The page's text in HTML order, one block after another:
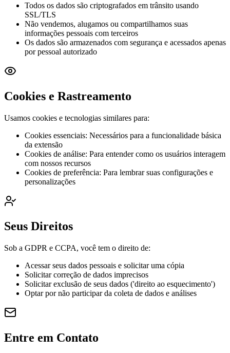
Todos os dados são criptografados em trânsito usando
SSL/TLS
Não vendemos, alugamos ou compartilhamos suas
informações pessoais com terceiros
Os dados são armazenados com segurança e acessados apenas
por pessoal autorizado
Cookies e Rastreamento
Usamos cookies e tecnologias similares para:
Cookies essenciais: Necessários para a funcionalidade básica
da extensão
Cookies de análise: Para entender como os usuários interagem
com nossos recursos
Cookies de preferência: Para lembrar suas configurações e
personalizações
Seus Direitos
Sob a GDPR e CCPA, você tem o direito de:
Acessar seus dados pessoais e solicitar uma cópia
Solicitar correção de dados imprecisos
Solicitar exclusão de seus dados ('direito ao esquecimento')
Optar por não participar da coleta de dados e análises
Entre em Contato